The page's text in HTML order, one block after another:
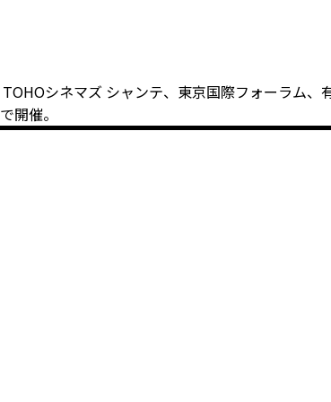
シネマズ シャンテ、東京国際フォーラム
開催。